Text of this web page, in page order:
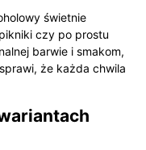
świetnie
czy po prostu
barwie i smakom,
że każda chwila